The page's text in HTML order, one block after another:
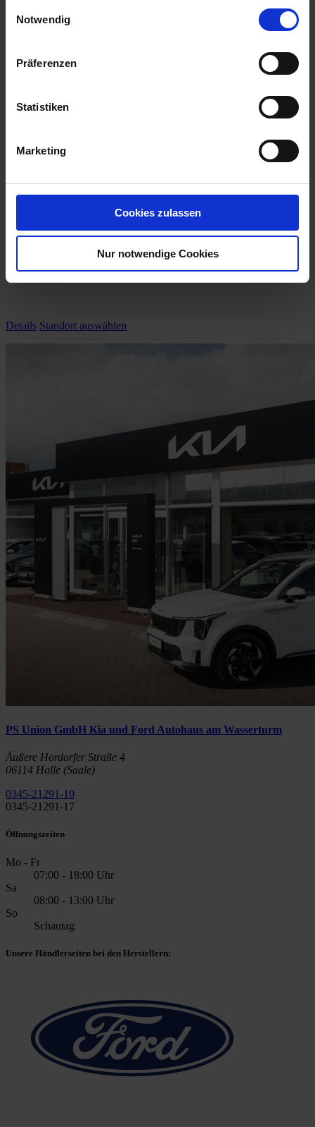
Notwendig
Präferenzen
Statistiken
Marketing
Cookies zulassen
Nur notwendige Cookies
Details Standort auswählen
PS Union GmbH Kia und Ford Autohaus am Wasserturm
Äußere Hordorfer Straße 4
06114 Halle (Saale)
0345-21291-10
0345-21291-17
Öffnungszeiten
Mo - Fr
07:00 - 18:00 Uhr
Sa
08:00 - 13:00 Uhr
So
Schautag
Unsere Händlerseiten bei den Herstellern: